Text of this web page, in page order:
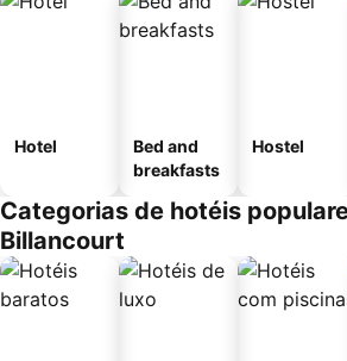
Hotel
Bed and
breakfasts
Hostel
Categorias de hotéis
Billancourt